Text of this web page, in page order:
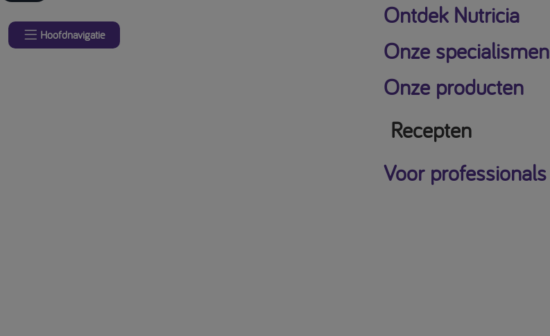
Hoofdnavigatie
Ontdek Nutricia
Onze specialismen
Onze producten
Recepten
Voor professionals